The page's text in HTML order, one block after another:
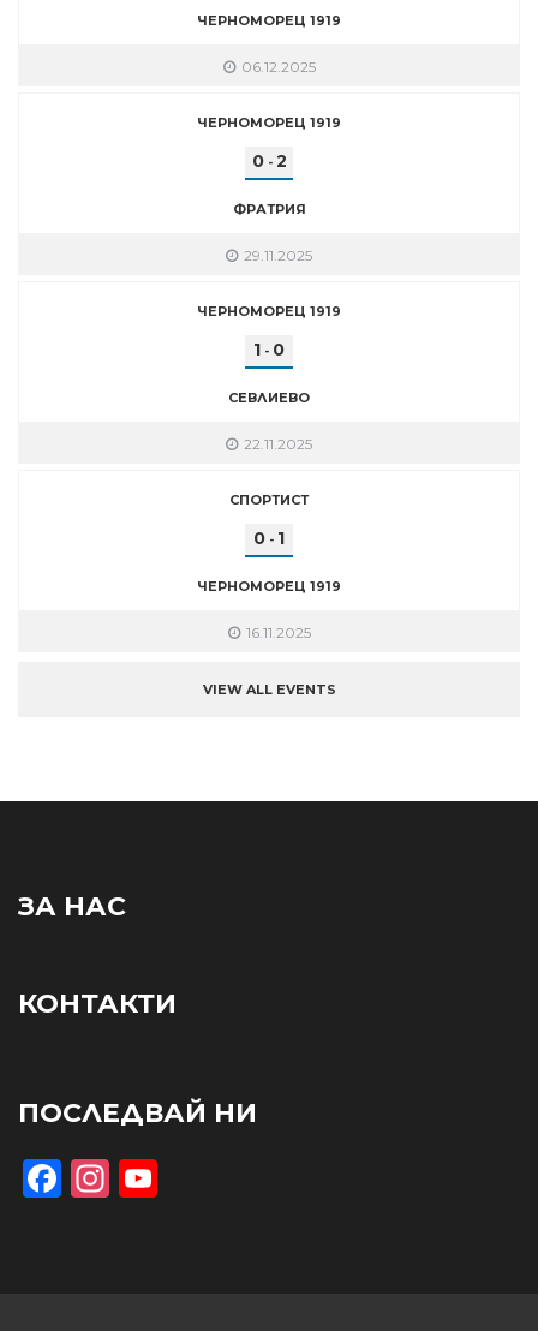
ЧЕРНОМОРЕЦ 1919
06.12.2025
ЧЕРНОМОРЕЦ 1919
0- 2
ФРАТРИЯ
29.11.2025
ЧЕРНОМОРЕЦ 1919
1 - 0
СЕВЛИЕВО
22.11.2025
СПОРТИСТ
0 - 1
ЧЕРНОМОРЕЦ 1919
16.11.2025
VIEW ALL EVENTS
ЗА НАС
КОНТАКТИ
ПОСЛЕДВАЙ НИ
Facebook
Instagram